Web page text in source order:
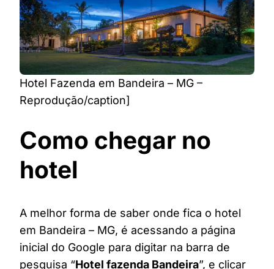
Hotel Fazenda em Bandeira – MG –
Reprodução/caption]
Como chegar no
hotel
A melhor forma de saber onde fica o hotel
em Bandeira – MG, é acessando a página
inicial do Google para digitar na barra de
pesquisa “Hotel fazenda Bandeira”, e clicar